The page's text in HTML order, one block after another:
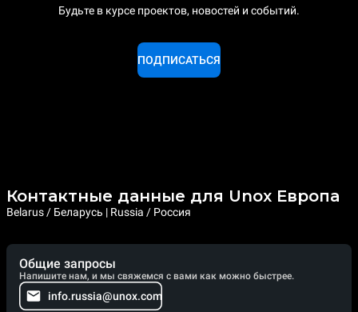
Будьте в курсе проектов, новостей и событий.
ПОДПИСАТЬСЯ
Контактные данные для Unox Европа
Belarus / Беларусь | Russia / Россия
Общие запросы
Напишите нам, и мы свяжемся с вами как можно быстрее.
info.russia@unox.com